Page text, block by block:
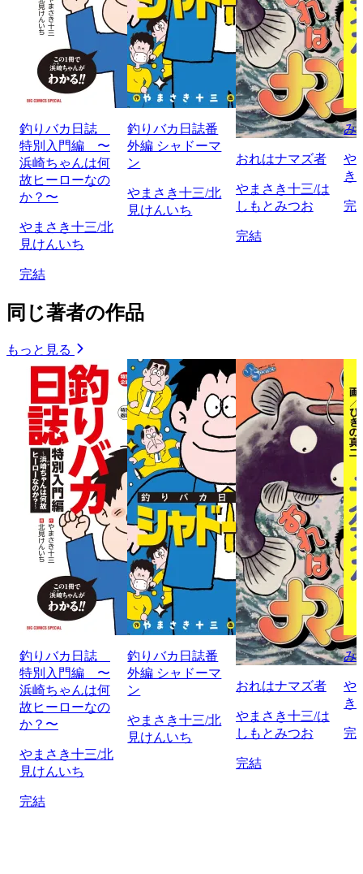
釣りバカ日誌
特別入門編 〜
浜崎ちゃんは何
故ヒーローなの
か？〜
やまさき十三/北
見けんいち
完結
釣りバカ日誌番
外編 シャドーマ
ン
やまさき十三/北
見けんいち
おれはナマズ者
やまさき十三/は
しもとみつお
完結
み
や
き
完
同じ著者の作品
もっと見る
釣りバカ日誌
特別入門編 〜
浜崎ちゃんは何
故ヒーローなの
か？〜
やまさき十三/北
見けんいち
完結
釣りバカ日誌番
外編 シャドーマ
ン
やまさき十三/北
見けんいち
おれはナマズ者
やまさき十三/は
しもとみつお
完結
み
や
き
完